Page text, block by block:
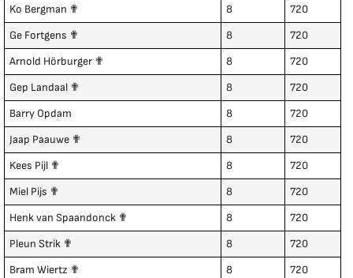
Ko Bergman ✟
8
720
Ge Fortgens ✟
8
720
Arnold Hörburger ✟
8
720
Gep Landaal ✟
8
720
Barry Opdam
8
720
Jaap Paauwe ✟
8
720
Kees Pijl ✟
8
720
Miel Pijs ✟
8
720
Henk van Spaandonck ✟
8
720
Pleun Strik ✟
8
720
Bram Wiertz ✟
8
720